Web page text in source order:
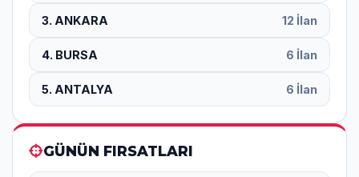
3. ANKARA 12 İlan
4. BURSA 6 İlan
5. ANTALYA 6 İlan
GÜNÜN FIRSATLARI